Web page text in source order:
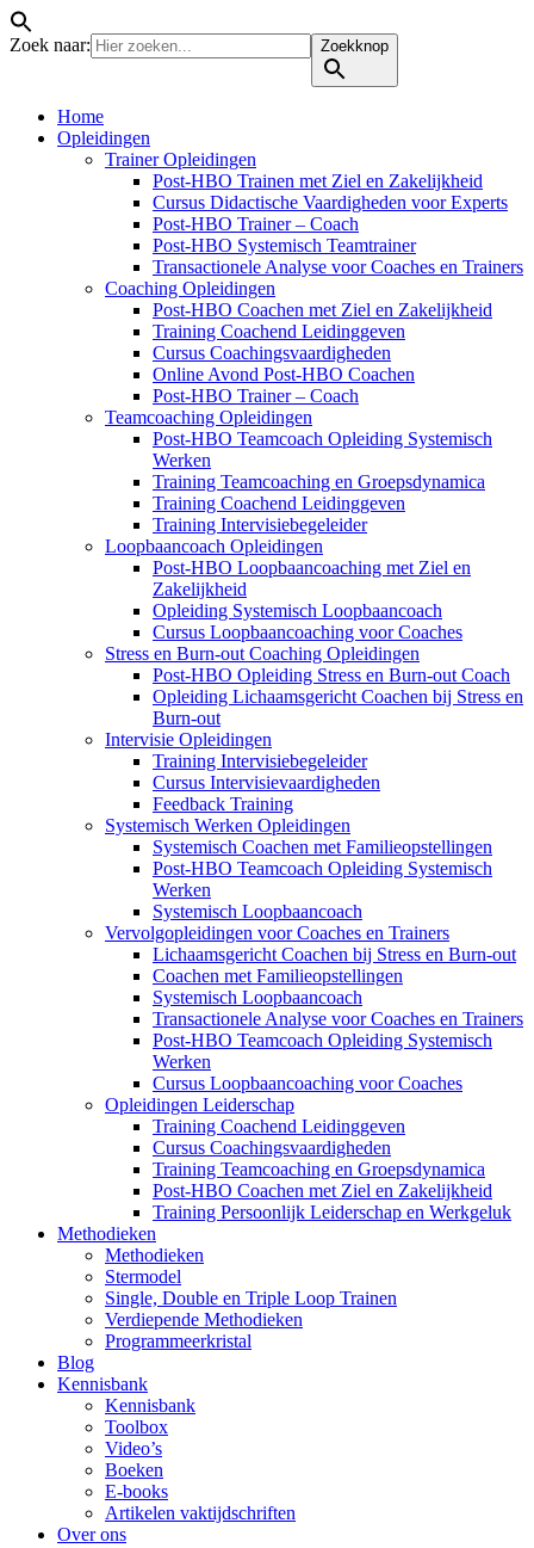
Zoek naar: Zoekknop
Home
Opleidingen
Trainer Opleidingen
Post-HBO Trainen met Ziel en Zakelijkheid
Cursus Didactische Vaardigheden voor Experts
Post-HBO Trainer – Coach
Post-HBO Systemisch Teamtrainer
Transactionele Analyse voor Coaches en Trainers
Coaching Opleidingen
Post-HBO Coachen met Ziel en Zakelijkheid
Training Coachend Leidinggeven
Cursus Coachingsvaardigheden
Online Avond Post-HBO Coachen
Post-HBO Trainer – Coach
Teamcoaching Opleidingen
Post-HBO Teamcoach Opleiding Systemisch
Werken
Training Teamcoaching en Groepsdynamica
Training Coachend Leidinggeven
Training Intervisiebegeleider
Loopbaancoach Opleidingen
Post-HBO Loopbaancoaching met Ziel en
Zakelijkheid
Opleiding Systemisch Loopbaancoach
Cursus Loopbaancoaching voor Coaches
Stress en Burn-out Coaching Opleidingen
Post-HBO Opleiding Stress en Burn-out Coach
Opleiding Lichaamsgericht Coachen bij Stress en
Burn-out
Intervisie Opleidingen
Training Intervisiebegeleider
Cursus Intervisievaardigheden
Feedback Training
Systemisch Werken Opleidingen
Systemisch Coachen met Familieopstellingen
Post-HBO Teamcoach Opleiding Systemisch
Werken
Systemisch Loopbaancoach
Vervolgopleidingen voor Coaches en Trainers
Lichaamsgericht Coachen bij Stress en Burn-out
Coachen met Familieopstellingen
Systemisch Loopbaancoach
Transactionele Analyse voor Coaches en Trainers
Post-HBO Teamcoach Opleiding Systemisch
Werken
Cursus Loopbaancoaching voor Coaches
Opleidingen Leiderschap
Training Coachend Leidinggeven
Cursus Coachingsvaardigheden
Training Teamcoaching en Groepsdynamica
Post-HBO Coachen met Ziel en Zakelijkheid
Training Persoonlijk Leiderschap en Werkgeluk
Methodieken
Methodieken
Stermodel
Single, Double en Triple Loop Trainen
Verdiepende Methodieken
Programmeerkristal
Blog
Kennisbank
Kennisbank
Toolbox
Video’s
Boeken
E-books
Artikelen vaktijdschriften
Over ons